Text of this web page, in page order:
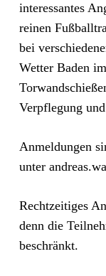
interessantes
reinen
bei
Wetter Baden
Verpflegung
Anmeldungen
unter
Rechtzeitiges
denn die
beschränkt.